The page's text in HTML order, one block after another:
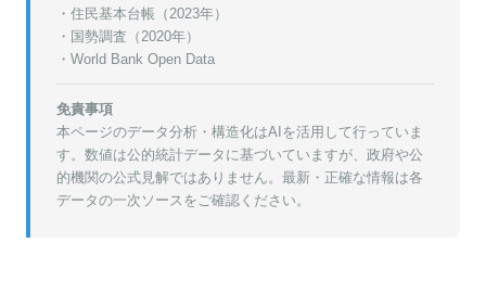
・ 住民基本台帳（2023年）
・ 国勢調査（2020年）
・World Bank Open Data
免責事項
本ページのデータ分析・構造化はAIを活用して行っていま
す。数値は公的統計データに基づいていますが、政府や公
的機関の公式見解ではありません。最新・正確な情報は各
データの一次ソースをご確認ください。